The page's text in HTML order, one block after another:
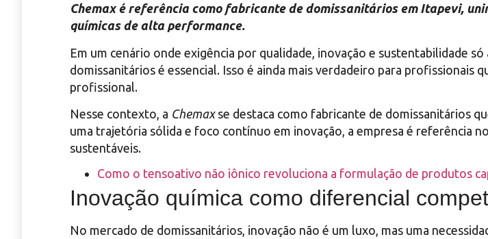
Chemax é referência como fabricante de domissanitários em Itapevi,
químicas de alta performance.
Em um cenário onde exigência por qualidade, inovação e sustentabilidade
domissanitários é essencial. Isso é ainda mais verdadeiro para profissionais
profissional.
Nesse contexto, a Chemaxse destaca como fabricante de domissanitários
uma trajetória sólida e foco contínuo em inovação, a empresa é referência
sustentáveis.
Como o tensoativo não iônico revoluciona a formulação de produtos
Inovação química como diferencial
No mercado de domissanitários, inovação não é um luxo, mas uma